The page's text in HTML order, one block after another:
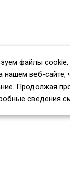
файлы cookie,
нашем веб-сайте,
Продолжая
сведения